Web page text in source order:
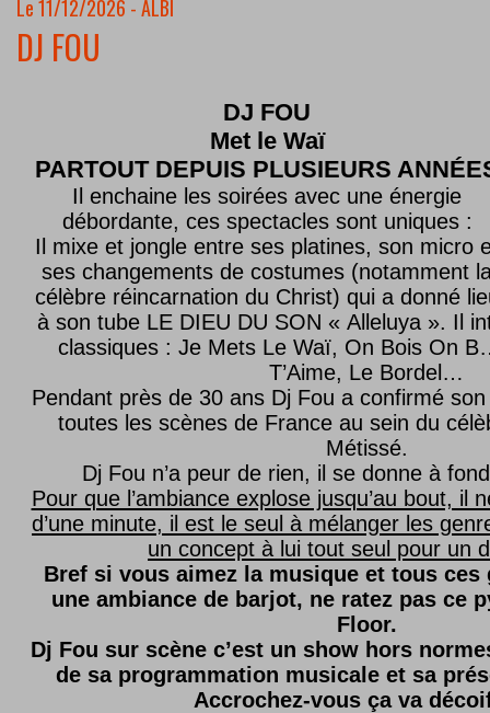
Le 11/12/2026 - ALBI
DJ FOU
DJ FOU
Met le Waï
PARTOUT DEPUIS PLUSIEURS
Il enchaine les soirées avec une énergie
débordante, ces spectacles sont uniques :
Il mixe et jongle entre ses platines, son micro
ses changements de costumes (notamment
célèbre réincarnation du Christ) qui a donné
à son tube LE DIEU DU SON « Alleluya ». Il
classiques : Je Mets Le Waï, On Bois On
T’Aime, Le Bordel…
Pendant près de 30 ans Dj Fou a confirmé son
toutes les scènes de France au sein du
Métissé.
Dj Fou n’a peur de rien, il se donne à
Pour que l’ambiance explose jusqu’au bout, il
d’une minute, il est le seul à mélanger les
un concept à lui tout seul pour un
Bref si vous aimez la musique et tous ces
une ambiance de barjot, ne ratez pas ce
Floor.
Dj Fou sur scène c’est un show hors
de sa programmation musicale et sa
Accrochez-vous ça va